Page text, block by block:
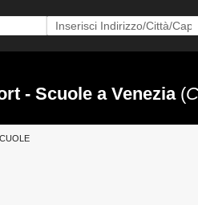
- Scuole a Venezia(